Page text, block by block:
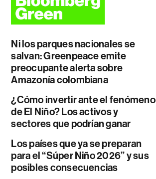
Ni los parques nacionales se
salvan: Greenpeace emite
preocupante alerta sobre
Amazonía colombiana
¿Cómo invertir ante el fenómeno
de El Niño? Los activos y
sectores que podrían ganar
Los países que ya se preparan
para el “Súper Niño 2026” y sus
posibles consecuencias